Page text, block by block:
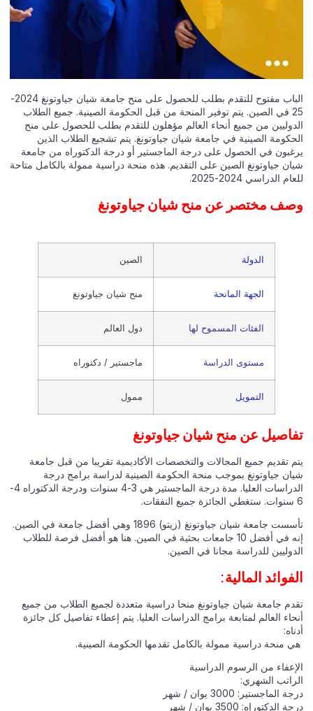
الباب مفتوح للتقدم بطلب للحصول على منح جامعة شيان جياوتونغ 2024-
25 في الصين. يتم توفير المنحة من قبل الحكومة الصينية. جميع الطلاب
الدوليين من جميع أنحاء العالم مؤهلون للتقدم بطلب للحصول على منح
الحكومة الصينية في جامعة شيان جياوتونغ. يتم تشجيع الطلاب الذين
يرغبون في الحصول على درجة الماجستير أو درجة الدكتوراه من جامعة
شيان جياوتونغ الصين على التقديم. هذه منحة دراسية ممولة بالكامل متاحة
للعام الدراسي 2024-2025.
وصف مختصر عن منح شيان جياوتونغ
الدولة الصين
الجهة المانحة منح شيان جياوتونغ
الفئات المسموح لها دول العالم
مستوى الدراسة ماجستير / دكتوراه
التمويل ممول
تفاصيل عن منح شيان جياوتونغ
يتم تقديم جميع المجالات والتخصصات الأكاديمية تقريبا من قبل جامعة
شيان جياوتونغ بموجب منحة الحكومة الصينية لدراسة برامج درجة
الدراسات العليا. مدة درجة الماجستير هي 3-4 سنوات ودرجة الدكتوراه 4-
6 سنوات. ستغطي الجائزة جميع النفقات.
تأسست جامعة شيان جياوتونغ (زيتو) 1896 وهي أفضل جامعة في الصين.
إنه في أفضل 10 جامعات بحثية في الصين. هنا هو أفضل فرصة للطلاب
الدوليين للدراسة مجانا في الصين.
الفوائد المالية:
تقدم جامعة شيان جياوتونغ منحا دراسية متعددة لجميع الطلاب من جميع
أنحاء العالم لمتابعة برامج الدراسات العليا. يتم إعطاء تفاصيل كل جائزة
أدناه:
هي منحة دراسية ممولة بالكامل تقدمها الحكومة الصينية.
الإعفاء من الرسوم الدراسية
الراتب الشهري:
درجة الماجستير: 3000 يوان / شهر
درجة الدكتوراه: 3500 يوان / شهر